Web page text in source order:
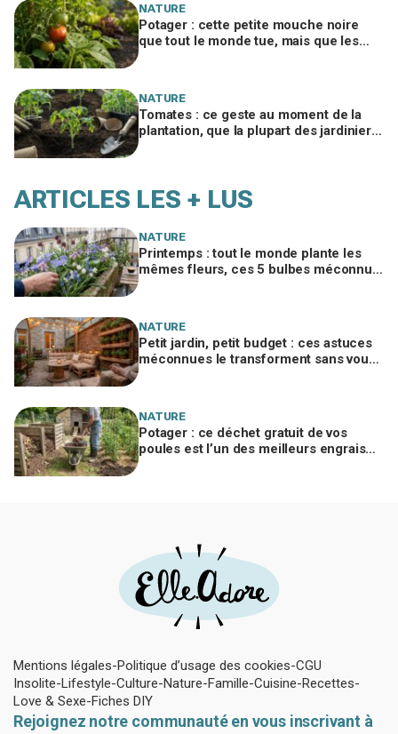
NATURE
Potager : cette petite mouche noire
que tout le monde tue, mais que les
NATURE
Tomates : ce geste au moment de la
plantation, que la plupart des jardiniers
ARTICLES LES + LUS
NATURE
Printemps : tout le monde plante les
mêmes fleurs, ces 5 bulbes méconnus
NATURE
Petit jardin, petit budget : ces astuces
méconnues le transforment sans vous
NATURE
Potager : ce déchet gratuit de vos
poules est l’un des meilleurs engrais
Mentions légales Politique d’usage des cookies CGU
Insolite Lifestyle Culture Nature Famille Cuisine Recettes
Love & Sexe Fiches DIY
Rejoignez notre communauté en vous inscrivant à